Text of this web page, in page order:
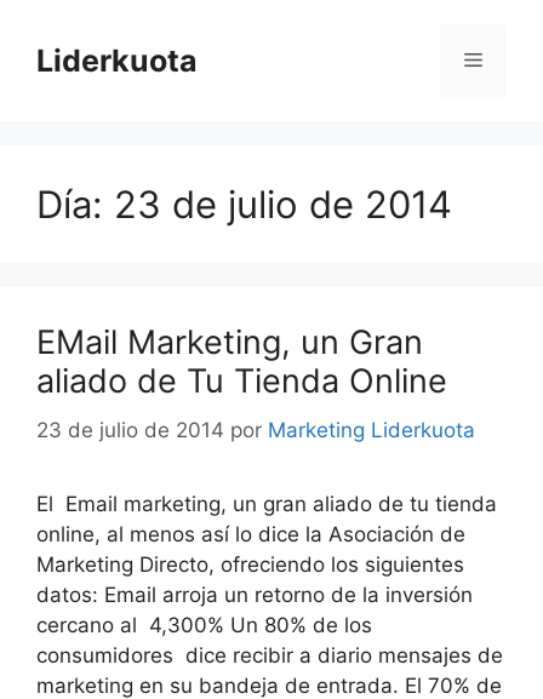
contenido
Liderkuota Menú
Día: 23 de julio de 2014
EMail Marketing, un Gran
aliado de Tu Tienda Online
23 de julio de 2014 por Marketing Liderkuota
El Email marketing, un gran aliado de tu tienda
online, al menos así lo dice la Asociación de
Marketing Directo, ofreciendo los siguientes
datos: Email arroja un retorno de la inversión
cercano al 4,300% Un 80% de los
consumidores dice recibir a diario mensajes de
marketing en su bandeja de entrada. El 70% de